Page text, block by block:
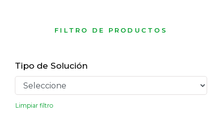
FILTRO DE PRODUCTOS
Tipo de Solución
Limpiar filtro